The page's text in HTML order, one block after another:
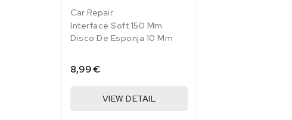
Car Repair
Interface Soft 150 Mm
Disco De Esponja 10 Mm
8,99 €
VIEW DETAIL